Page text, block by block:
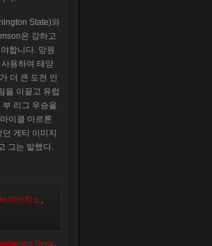
State)와
은 강하고
합니다. 망원
용하여 태양
더 큰 도전 인
을 이끌고 유럽
리그 우승을
이클 마르론
게티 이미지
그는 말했다.
마카지노,
News